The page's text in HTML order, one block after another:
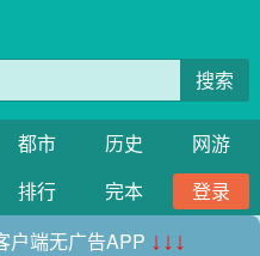
搜索
都市 历史
网游
排行 完本
登录
户端无广告APP ↓↓↓